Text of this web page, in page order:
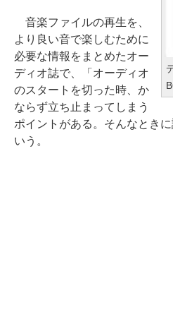
音楽ファイルの再生を、
より良い音で楽しむために
必要な情報をまとめたオー
ディオ誌で、「オーディオ
のスタートを切った時、か
ならず立ち止まってしまう
ポイントがある。そんなとき
いう。